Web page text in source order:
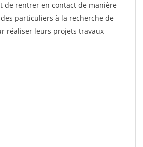
de rentrer en contact de manière
particuliers à la recherche de
réaliser leurs projets travaux